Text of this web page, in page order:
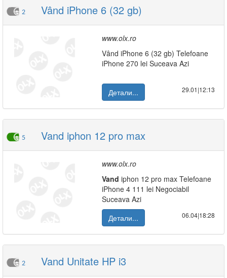
2 Vând iPhone 6 (32 gb)
www.olx.ro
Vând iPhone 6 (32 gb) Telefoane
iPhone 270 lei Suceava Azi
Детали... 29.01|12:13
5 Vand iphon 12 pro max
www.olx.ro
Vand iphon 12 pro max Telefoane
iPhone 4 111 lei Negociabil
Suceava Azi
Детали...
06.04|18:28
2 Vand Unitate HP i3